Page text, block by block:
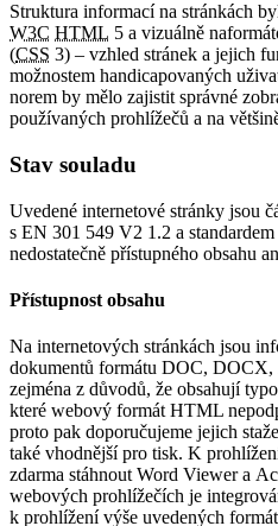
Struktura informací na stránkách
W3C HTML 5 a vizuálně
(CSS 3) – vzhled stránek a jejich
možnostem handicapovaných
norem by mělo zajistit správné
používaných prohlížečů a na
Stav souladu
Uvedené internetové stránky jsou
s EN 301 549 V2 1.2 a standardem
nedostatečně přístupného obsahu
Přístupnost obsahu
Na internetových stránkách jsou
dokumentů formátu DOC,
zejména z důvodů, že obsahují
které webový formát HTML
proto pak doporučujeme jejich
také vhodnější pro tisk. K
zdarma stáhnout Word Viewer a
webových prohlížečích je
k prohlížení výše uvedených